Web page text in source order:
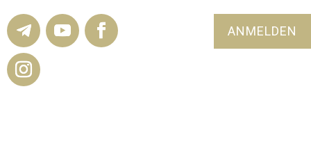
ANMELDEN